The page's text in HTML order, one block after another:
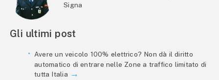
Signa
Gli ultimi post
Avere un veicolo 100% elettrico? Non dà il diritto
automatico di entrare nelle Zone a traffico limitato di
tutta Italia